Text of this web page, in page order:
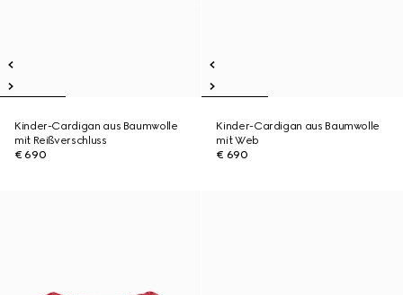
Kinder-Cardigan aus Baumwolle
mit Reißverschluss
€ 690
Kinder-Cardigan aus Baumwolle
mit Web
€ 690